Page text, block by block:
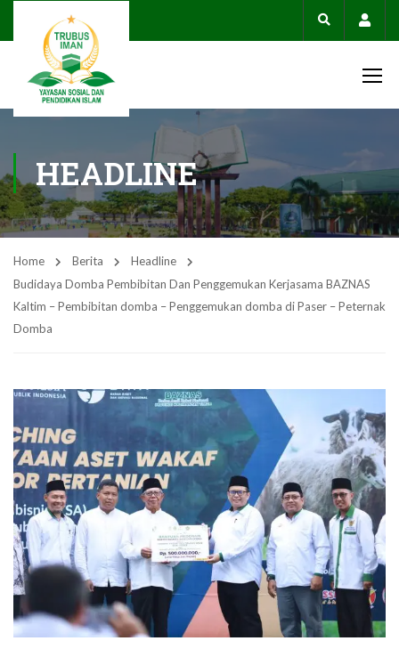
HEADLINE
Home Berita
Headline
Budidaya Domba Pembibitan Dan Penggemukan Kerjasama BAZNAS
Kaltim – Pembibitan domba – Penggemukan domba di Paser – Peternak
Domba